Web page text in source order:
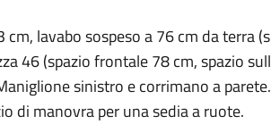
lavabo sospeso a 76 cm da terra
46 (spazio frontale 78 cm, spazio
sinistro e corrimano a parete.
di manovra per una sedia a ruote.